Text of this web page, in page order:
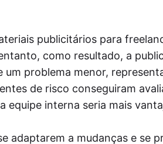
publicitários para
como resultado, a
problema menor,
de risco conseguiram
equipe interna seria mais
adaptarem a mudanças e se